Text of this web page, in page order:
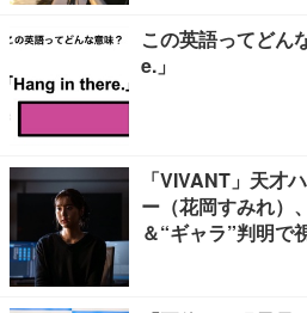
この英語ってどん
e.」
「VIVANT」天才
ー（花岡すみれ）
＆“ギャラ”判明で